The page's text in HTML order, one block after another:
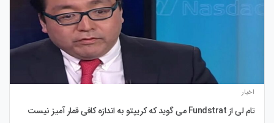
اخبار
تام لی از Fundstrat می گوید که کریپتو به اندازه کافی قمار آمیز نیست